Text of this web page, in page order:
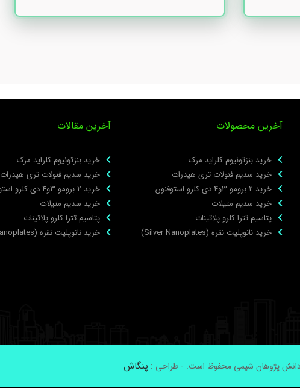
آخرین محصولات
خرید بنزتونیوم کلراید مرک
خرید سدیم فنولات تری هیدرات
خرید ۲ برومو ۳و۴ دی‌ کلرو استوفنون
خرید سدیم متیلات
پتاسیم تترا کلرو پلاتینات
خرید نانوپلیت نقره (Silver Nanoplates)
آخرین مقالات
خرید بنزتونیوم کلراید مرک
خرید سدیم فنولات تری هیدرات
خرید ۲ برومو ۳و۴ دی‌ کلرو استوفنون
خرید سدیم متیلات
پتاسیم تترا کلرو پلاتینات
خرید نانوپلیت نقره (Silver Nanoplates)
پژوهان شیمی محفوظ است. - طراحی : پنگاش